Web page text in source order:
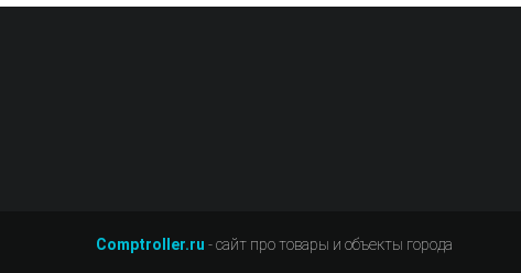
Comptroller.ru - сайт про товары и объекты города